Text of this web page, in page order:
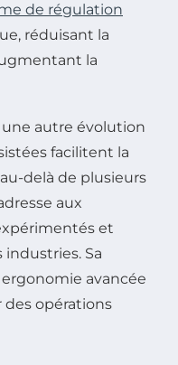
de régulation
réduisant la
la
autre évolution
facilitent la
delà de plusieurs
aux
et
industries. Sa
avancée
opérations